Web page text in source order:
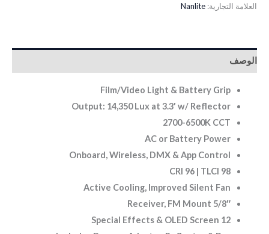
العلامة التجارية: Nanlite
الوصف
Film/Video Light & Battery Grip
Output: 14,350 Lux at 3.3′ w/ Reflector
2700-6500K CCT
AC or Battery Power
Onboard, Wireless, DMX & App Control
CRI 96 | TLCI 98
Active Cooling, Improved Silent Fan
5/8″ Receiver, FM Mount
12 Special Effects & OLED Screen